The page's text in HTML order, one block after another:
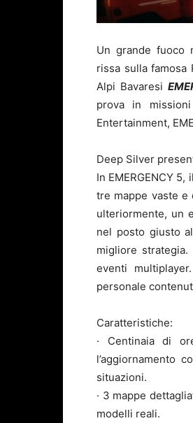
Un grande fuoco
rissa sulla famosa
Alpi Bavaresi
prova in
Entertainment,
Deep Silver
In EMERGENCY
tre mappe vaste
ulteriormente, un
nel posto giusto
migliore
eventi
personale
Caratteristiche:
· Centinaia di
l’aggiornamento
situazioni.
· 3 mappe
modelli reali.